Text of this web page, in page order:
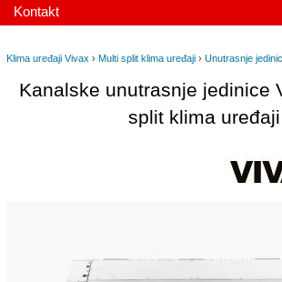
Kontakt
Klima uređaji Vivax › Multi split klima uređaji › Unutrasnje
Kanalske unutrasnje jedinice
split klima uređaji